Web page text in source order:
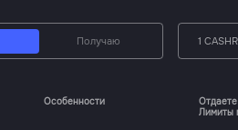
Получаю 1
Особенности
Отдаете
Лимиты